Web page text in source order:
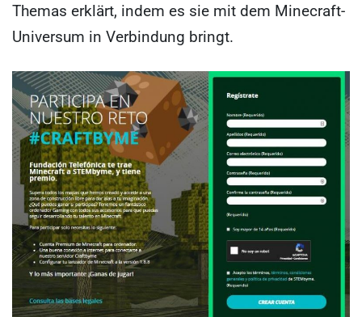
Themas erklärt, indem es sie mit dem Minecraft-
Universum in Verbindung bringt.